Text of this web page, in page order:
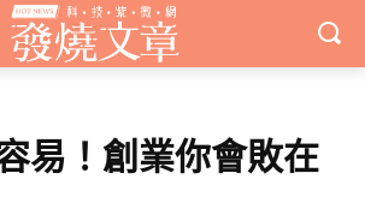
易！創業你會敗在